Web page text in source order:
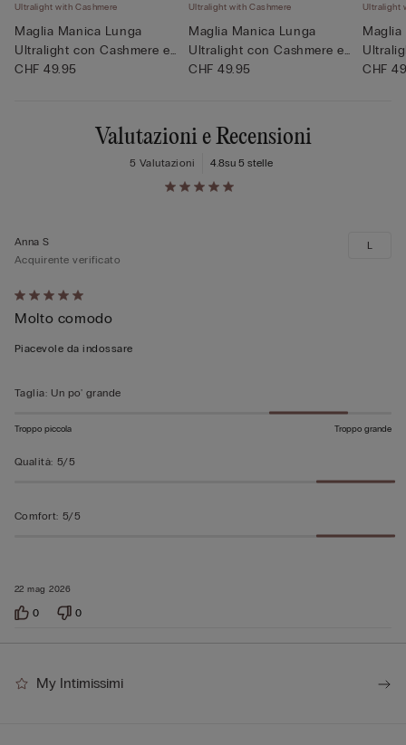
Ultralight with Cashmere
Maglia Manica Lunga
Ultralight con Cashmere e
Scol...
CHF 49.95
Ultralight with Cashmere
Maglia Manica Lunga
Ultralight con Cashmere e
Scol...
CHF 49.95
Ultralight
Maglia
Scol...
CHF
Valutazioni e Recensioni
4.8su 5 stelle
5 Valutazioni
Valutato
5
su
22 mag 2026
Anna S
Acquirente verificato
Molto comodo
Piacevole da indossare
L
Taglia: Un po' grande
Troppo piccola Troppo grande
Qualità: 5/5
Comfort: 5/5
0 0
My Intimissimi